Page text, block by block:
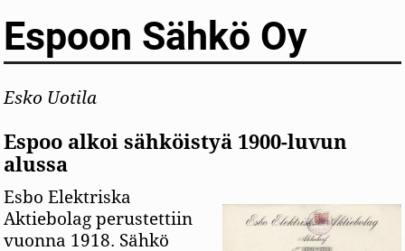
Espoon Sähkö Oy
Esko Uotila
Espoo alkoi sähköistyä 1900-luvun
alussa
Esbo Elektriska
Aktiebolag perustettiin
vuonna 1918. Sähkö